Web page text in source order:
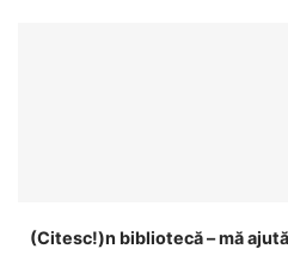
(Citesc!)n bibliotecă – mă